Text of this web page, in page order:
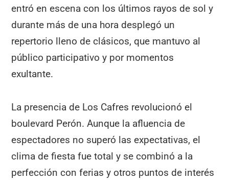
entró en escena con los últimos rayos de sol y
durante más de una hora desplegó un
repertorio lleno de clásicos, que mantuvo al
público participativo y por momentos
exultante.
La presencia de Los Cafres revolucionó el
boulevard Perón. Aunque la afluencia de
espectadores no superó las expectativas, el
clima de fiesta fue total y se combinó a la
perfección con ferias y otros puntos de interés